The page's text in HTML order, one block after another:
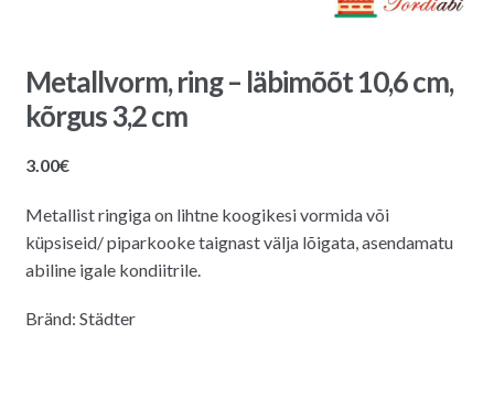
Metallvorm, ring – läbimõõt 10,6 cm,
kõrgus 3,2 cm
3.00€
Metallist ringiga on lihtne koogikesi vormida või
küpsiseid/ piparkooke taignast välja lõigata, asendamatu
abiline igale kondiitrile.
Bränd: Städter